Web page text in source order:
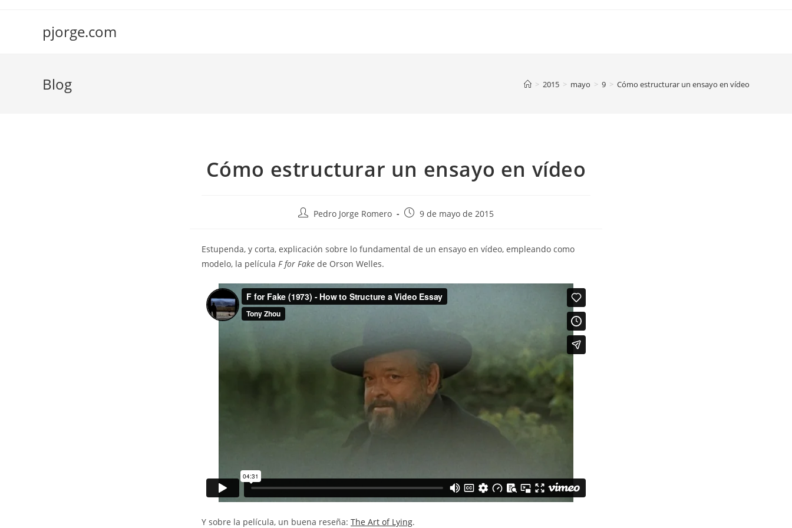
pjorge.com
Blog > 2015 > mayo > 9 > Cómo estructurar un ensayo en vídeo
Cómo estructurar un ensayo en vídeo
Autor
entrada:
Pedro Jorge Romero
Publicación
entrada:
9 de mayo de 2015
Estupenda, y corta, explicación sobre lo fundamental de un ensayo en vídeo, empleando como
modelo, la película F for Fake de Orson Welles.
Y sobre la película, un buena reseña: The Art of Lying.